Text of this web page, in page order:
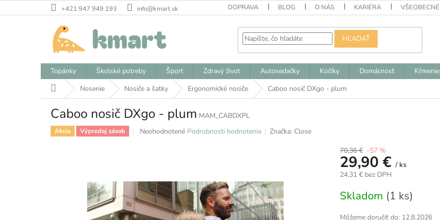
na
+421 947 949 193 info@kmart.sk DOPRAVA BLOG O NÁS KARIÉRA
HĽADAŤ
Topánky Školské potreby Šport Zdravý život Autosedačky Kočíky Domácnosť
DomovNosenie Nosiče a šatky Ergonomické nosiče Caboo nosič DXgo - plum
Caboo nosič DXgo - plum MAM_CABDXPL
Akcia Výpredaj zásob
Priemerné
5
hviezdičiek.
Neohodnotené Podrobnosti hodnotenia Značka: Close
70,36 € –57 %
29,90 € / ks
24,31 € bez DPH
cena:
Skladom (1 ks)
Môžeme doručiť do: 12.8.2026